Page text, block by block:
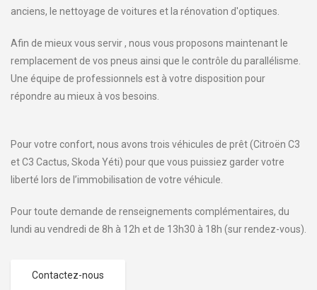
anciens, le nettoyage de voitures et la rénovation d'optiques.
Afin de mieux vous servir , nous vous proposons maintenant le
remplacement de vos pneus ainsi que le contrôle du parallélisme.
Une équipe de professionnels est à votre disposition pour
répondre au mieux à vos besoins.
Pour votre confort, nous avons trois véhicules de prêt (Citroën C3
et C3 Cactus, Skoda Yéti) pour que vous puissiez garder votre
liberté lors de l’immobilisation de votre véhicule.
Pour toute demande de renseignements complémentaires, du
lundi au vendredi de 8h à 12h et de 13h30 à 18h (sur rendez-vous).
Contactez-nous